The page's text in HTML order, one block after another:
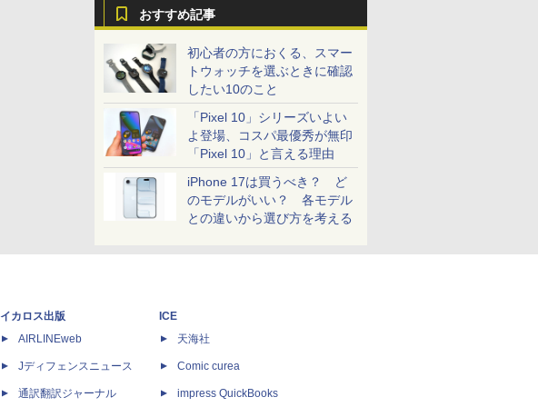
おすすめ記事
初心者の方におくる、スマー
トウォッチを選ぶときに確認
したい10のこと
「Pixel 10」シリーズいよい
よ登場、コスパ最優秀が無印
「Pixel 10」と言える理由
iPhone 17は買うべき？ ど
のモデルがいい？ 各モデル
との違いから選び方を考える
イカロス出版
AIRLINEweb
Jディフェンスニュース
通訳翻訳ジャーナル
ICE
天海社
Comic curea
impress QuickBooks